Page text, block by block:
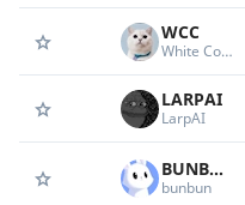
WCC
White Coffee Cat
LARPAI
LarpAI
BUNBUN
bunbun